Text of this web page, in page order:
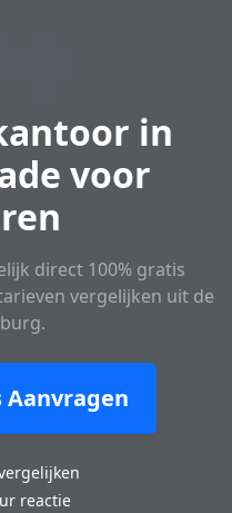
in
voor
direct 100% gratis
vergelijken uit de
reactie